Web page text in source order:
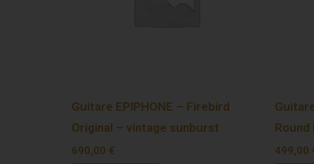
Guitare EPIPHONE – Firebird
Original – vintage sunburst
690,00 €
Round
499,00